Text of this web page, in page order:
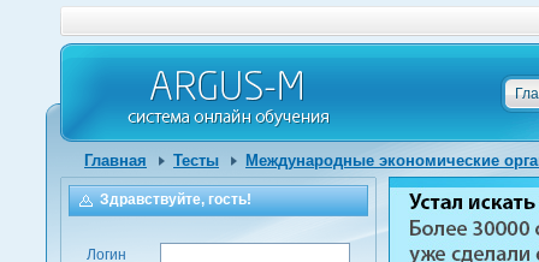
Главная Тесты Международные экономические
Здравствуйте, гость!
Логин